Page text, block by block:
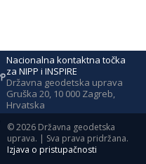
Nacionalna kontaktna točka
za NIPP i INSPIRE
Državna geodetska uprava
Gruška 20, 10 000 Zagreb,
Hrvatska
©2026 Državna geodetska
uprava. | Sva prava pridržana.
Izjava o pristupačnosti